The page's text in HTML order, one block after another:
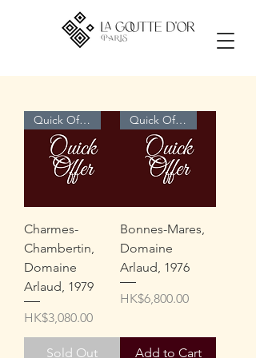
Quick Offer
Charmes-
Chambertin,
Domaine
Arlaud, 1979
Price
HK$3,080.00
Sold Out
Quick Offer
Bonnes-Mares,
Domaine
Arlaud, 1976
Price
HK$6,800.00
Add to Cart